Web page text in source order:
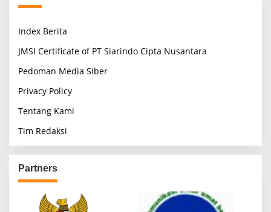
Index Berita
JMSI Certificate of PT Siarindo Cipta Nusantara
Pedoman Media Siber
Privacy Policy
Tentang Kami
Tim Redaksi
Partners